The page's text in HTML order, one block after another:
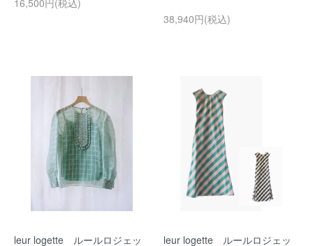
16,500円(税込)
38,940円(税込)
leur logette ルールロジェッ
leur logette ルールロジェッ